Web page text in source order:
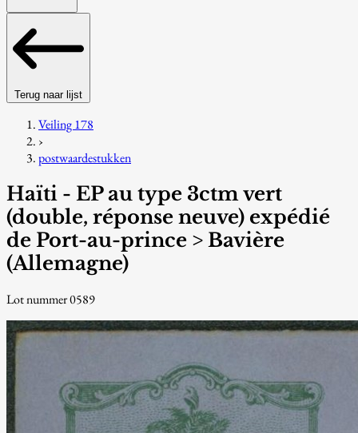
Terug naar lijst
Veiling 178
›
postwaardestukken
Haïti - EP au type 3ctm vert
(double, réponse neuve) expédié
de Port-au-prince > Bavière
(Allemagne)
Lot nummer 0589